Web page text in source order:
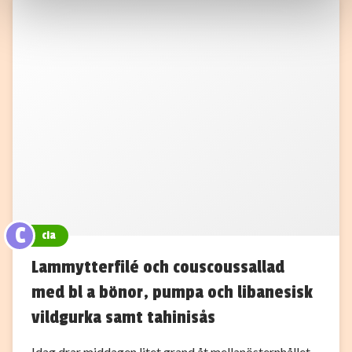
C cia
Lammytterfilé och couscoussallad
med bl a bönor, pumpa och libanesisk
vildgurka samt tahinisås